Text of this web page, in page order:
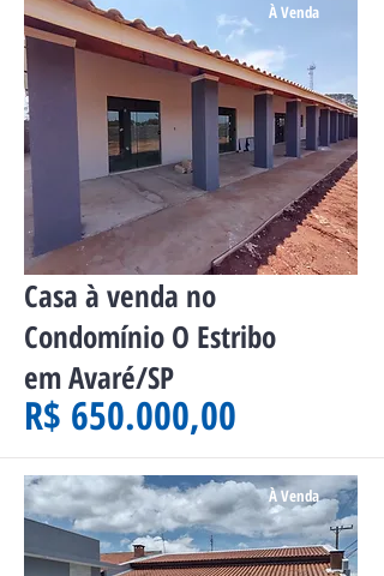
À Venda
Casa à venda no
Condomínio O Estribo
em Avaré/SP
R$ 650.000,00
À Venda